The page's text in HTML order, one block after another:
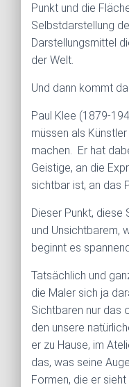
Punkt und die
Selbstdarstellung
Darstellungsmittel
der Welt.
Und dann kommt
Paul Klee (1879-
müssen als
machen. Er hat
Geistige, an die
sichtbar ist, an das
Dieser Punkt, diese
und Unsichtbarem,
beginnt es
Tatsächlich und
die Maler sich ja
Sichtbaren nur das
den unsere
er zu Hause, im
das, was seine
Formen, die er sieht